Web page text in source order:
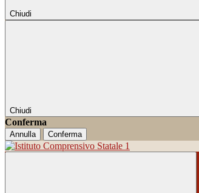
Chiudi
Chiudi
Conferma
Annulla Conferma